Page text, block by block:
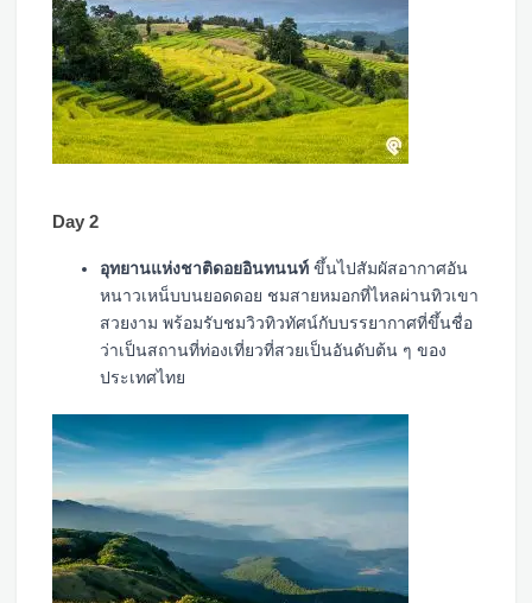
Day 2
อุทยานแห่งชาติดอยอินทนนท์ ขึ้นไปสัมผัสอากาศอัน
หนาวเหน็บบนยอดดอย ชมสายหมอกที่ไหลผ่านทิวเขา
สวยงาม พร้อมรับชมวิวทิวทัศน์กับบรรยากาศที่ขึ้นชื่อ
ว่าเป็นสถานที่ท่องเที่ยวที่สวยเป็นอันดับต้น ๆ ของ
ประเทศไทย